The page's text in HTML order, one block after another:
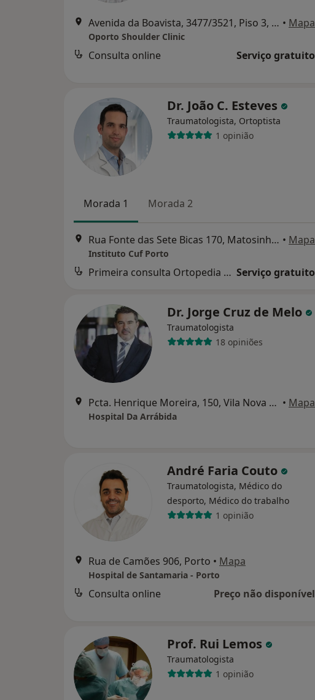
Avenida da Boavista, 3477/3521, Piso 3, Sala 305, Porto • Mapa
Oporto Shoulder Clinic
Consulta online Serviço gratuito
Dr. João C. Esteves
Traumatologista, Ortoptista
1 opinião
Morada 1 Morada 2
Rua Fonte das Sete Bicas 170, Matosinhos • Mapa
Instituto Cuf Porto
Primeira consulta Ortopedia e Traumatologia Serviço gratuito
Dr. Jorge Cruz de Melo
Traumatologista
18 opiniões
Pcta. Henrique Moreira, 150, Vila Nova de Gaia • Mapa
Hospital Da Arrábida
André Faria Couto
Traumatologista, Médico do
desporto, Médico do trabalho
1 opinião
Rua de Camões 906, Porto • Mapa
Hospital de Santamaria - Porto
Consulta online Preço não disponível
Prof. Rui Lemos
Traumatologista
1 opinião